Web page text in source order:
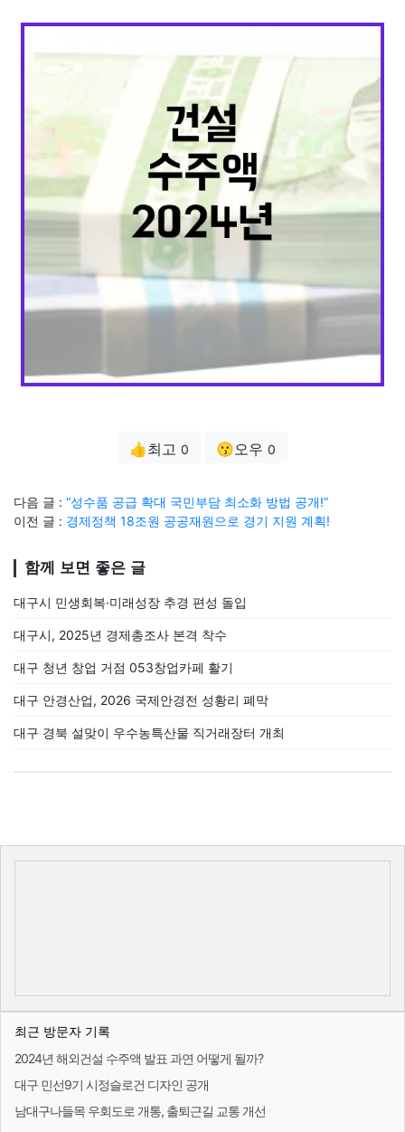
👍최고 0 😗오우 0
다음 글 : “성수품 공급 확대 국민부담 최소화 방법 공개!”
이전 글 : 경제정책 18조원 공공재원으로 경기 지원 계획!
함께 보면 좋은 글
대구시 민생회복·미래성장 추경 편성 돌입
대구시, 2025년 경제총조사 본격 착수
대구 청년 창업 거점 053창업카페 활기
대구 안경산업, 2026 국제안경전 성황리 폐막
대구 경북 설맞이 우수농특산물 직거래장터 개최
최근 방문자 기록
2024년 해외건설 수주액 발표 과연 어떻게 될까?
대구 민선9기 시정슬로건 디자인 공개
남대구나들목 우회도로 개통, 출퇴근길 교통 개선